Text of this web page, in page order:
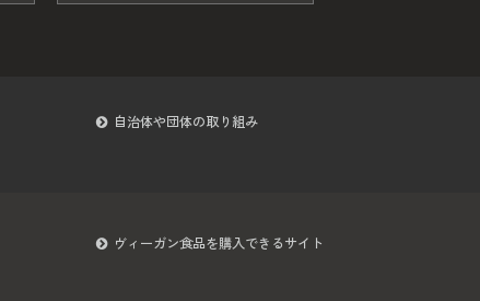
自治体や団体の取り組み
ヴィーガン食品を購入できるサイト